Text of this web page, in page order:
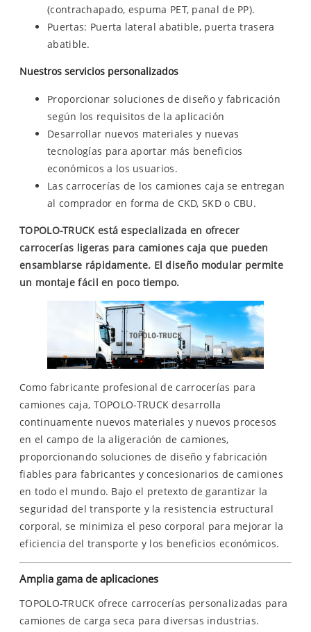
(contrachapado, espuma PET, panal de PP).
Puertas: Puerta lateral abatible, puerta trasera
abatible.
Nuestros servicios personalizados
Proporcionar soluciones de diseño y fabricación
según los requisitos de la aplicación
Desarrollar nuevos materiales y nuevas
tecnologías para aportar más beneficios
económicos a los usuarios.
Las carrocerías de los camiones caja se entregan
al comprador en forma de CKD, SKD o CBU.
TOPOLO-TRUCK está especializada en ofrecer
carrocerías ligeras para camiones caja que pueden
ensamblarse rápidamente. El diseño modular permite
un montaje fácil en poco tiempo.
Como fabricante profesional de carrocerías para
camiones caja, TOPOLO-TRUCK desarrolla
continuamente nuevos materiales y nuevos procesos
en el campo de la aligeración de camiones,
proporcionando soluciones de diseño y fabricación
fiables para fabricantes y concesionarios de camiones
en todo el mundo. Bajo el pretexto de garantizar la
seguridad del transporte y la resistencia estructural
corporal, se minimiza el peso corporal para mejorar la
eficiencia del transporte y los beneficios económicos.
Amplia gama de aplicaciones
TOPOLO-TRUCK ofrece carrocerías personalizadas para
camiones de carga seca para diversas industrias.